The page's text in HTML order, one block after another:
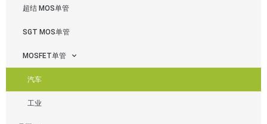
超结 MOS单管
SGT MOS单管
MOSFET单管
汽车
工业